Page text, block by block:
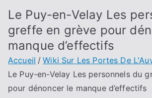
Le Puy-en-Velay Les
greffe en grève pour
manque d’effectifs
Accueil
Wiki Sur Les Portes De
Le Puy-en-Velay Les personnels du
pour dénoncer le manque d’effectifs